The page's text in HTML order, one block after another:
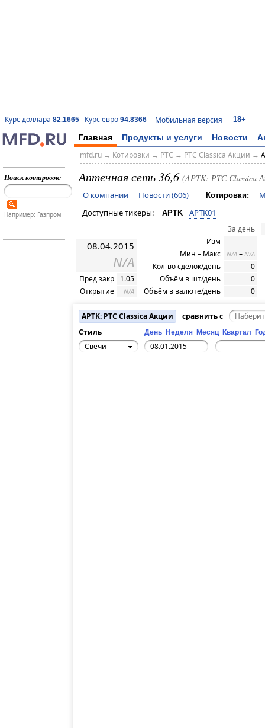
Курс доллара 82.1665 Курс евро 94.8366 Мобильная версия 18+
Главная Продукты и услуги Новости
Поиск котировок:
Например: Газпром
mfd.ru→ Котировки → РТС → РТС Classica Акции →
Аптечная сеть 36,6 (APTK: РТС Classica
О компании Новости (606) Котировки:
Доступные тикеры:
APTK APTK01
08.04.2015
N/A
Пред закр
1.05
Открытие
N/A
За день
Изм
Мин – Макс
N/A – N/A
Кол-во сделок/день
0
Объём в шт/день
0
Объём в валюте/день
0
APTK: РТС Classica Акции
сравнить с
Стиль
День Неделя Месяц Квартал
Свечи –